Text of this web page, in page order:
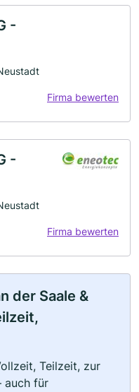
-
Firma bewerten
-
Firma bewerten
der Saale &
Teilzeit, zur
auch für